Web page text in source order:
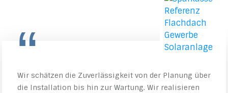
“
Wir schätzen die Zuverlässigkeit von der Planung über
die Installation bis hin zur Wartung. Wir realisieren